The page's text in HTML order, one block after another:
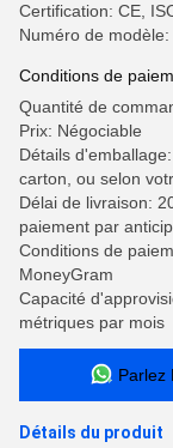
Certification: CE,
Numéro de modèle:
Conditions de
Quantité de
Prix: Négociable
Détails
carton, ou selon
Délai de livraison:
paiement par
Conditions de
MoneyGram
Capacité
métriques par mois
Parlez
Détails du produit